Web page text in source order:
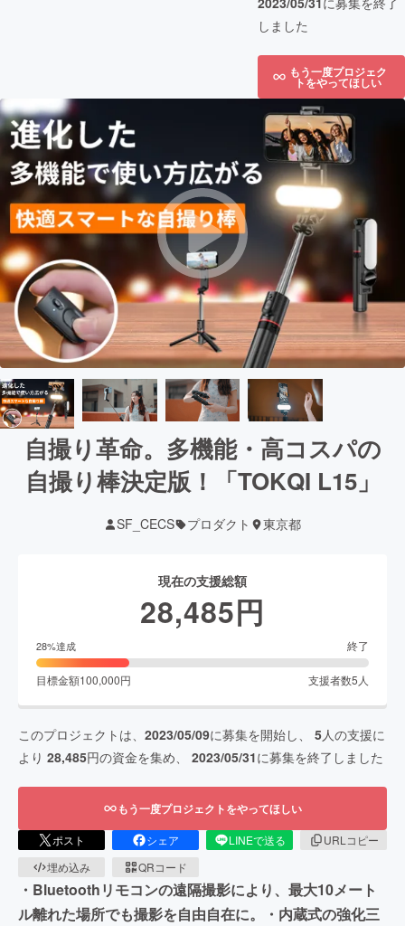
しました
もう一度プロジェク
トをやってほしい
自撮り革命。多機能・高コスパの
自撮り棒決定版！「TOKQI L15」
SF_CECS プロダクト 東京都
現在の支援総額
28,485円
28%達成 終了
目標金額100,000円 支援者数5 人
このプロジェクトは、 2023/05/09に募集を開始し、 5人の支援に
より 28,485円の資金を集め、 2023/05/31に募集を終了しました
もう一度プロジェクトをやってほしい
ポスト シェア LINEで送る
URLコピー
埋め込み
QRコード
・Bluetoothリモコンの遠隔撮影により、最大10メート
ル離れた場所でも撮影を自由自在に。・内蔵式の強化三